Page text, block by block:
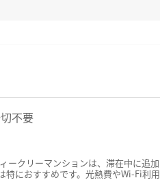
不要
ークリーマンションは、滞在中に追加
におすすめです。光熱費やWi-Fi利用